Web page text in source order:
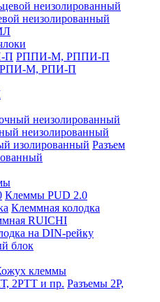
неизолированный
РППИ-М, РППИ-П
РПИ-М, РПИ-П
неизолированный
Разъем
Клеммы PUD 2.0
Клеммная колодка
RUICHI
на DIN-рейку
блок
клеммы
Разъемы 2Р,